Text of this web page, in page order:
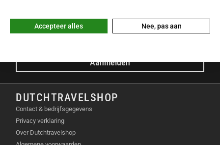
E-mailadres
Aanmelden
DUTCHTRAVELSHOP
Contact & bedrijfsgegevens
Privacy verklaring
Over Dutchtravelshop
Accepteer alles Nee, pas aan